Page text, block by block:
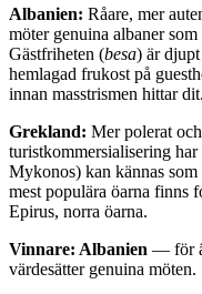
Albanien: Råare, mer
möter genuina albaner
Gästfriheten (besa) är
hemlagad frukost på
innan masstrismen hittar dit.
Grekland: Mer polerat
turistkommersialisering
Mykonos) kan kännas
mest populära öarna finns
Epirus, norra öarna.
Vinnare: Albanien — för
värdesätter genuina möten.